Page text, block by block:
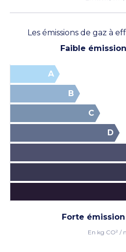
Les émissions de gaz à
Faible
A
B
C
D
Forte émission
En kg CO² /
Voir les